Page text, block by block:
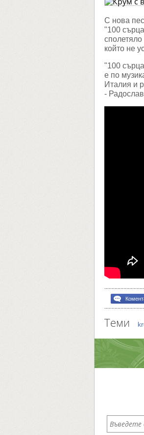
С нова
"100
който не
"100
е по
Италия и
-
Теми